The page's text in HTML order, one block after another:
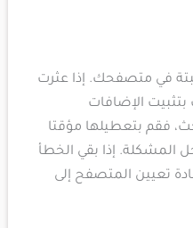
في متصفحك. إذا عثرت
الإضافات
فقم بتعطيلها مؤقتا
المشكلة. إذا بقي الخطأ
تعيين المتصفح إلى